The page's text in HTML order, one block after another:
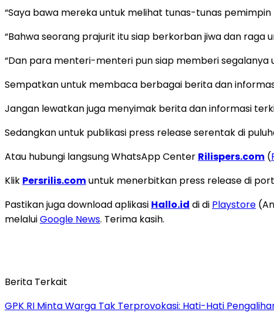
“Saya bawa mereka untuk melihat tunas-tunas
“Bahwa seorang prajurit itu siap berkorban jiwa dan raga
“Dan para menteri-menteri pun siap memberi
Sempatkan untuk membaca berbagai berita dan
Jangan lewatkan juga menyimak berita dan informasi
Sedangkan untuk publikasi press release serentak di
Atau hubungi langsung WhatsApp Center Rilispers.com (
Klik Persrilis.comuntuk menerbitkan press release di
Pastikan juga download aplikasi Hallo.id di di Playstore
melaluiGoogle News. Terima kasih.
Berita Terkait
GPK RI Minta Warga Tak Terprovokasi: Hati-Hati